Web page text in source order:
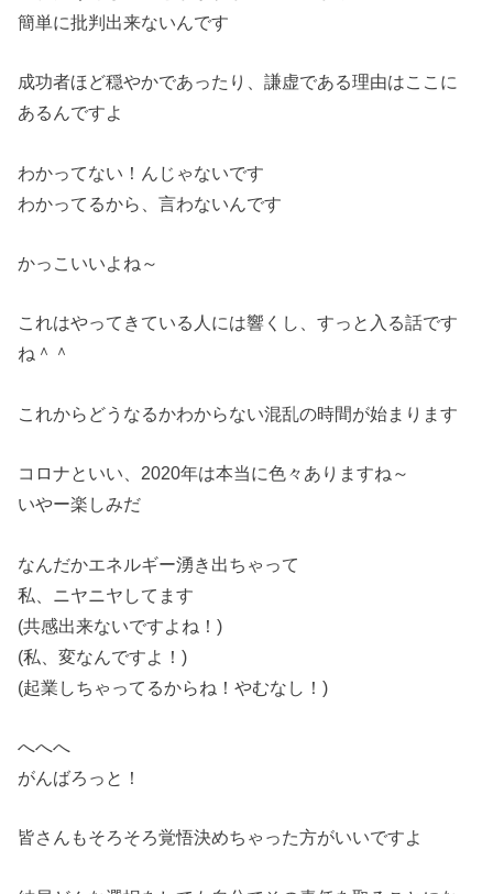
簡単に批判出来ないんです
成功者ほど穏やかであったり、謙虚である理由はここに
あるんですよ
わかってない！んじゃないです
わかってるから、言わないんです
かっこいいよね～
これはやってきている人には響くし、すっと入る話です
ね＾＾
これからどうなるかわからない混乱の時間が始まります
コロナといい、2020年は本当に色々ありますね～
いやー楽しみだ
なんだかエネルギー湧き出ちゃって
私、ニヤニヤしてます
(共感出来ないですよね！)
(私、変なんですよ！)
(起業しちゃってるからね！やむなし！)
へへへ
がんばろっと！
皆さんもそろそろ覚悟決めちゃった方がいいですよ